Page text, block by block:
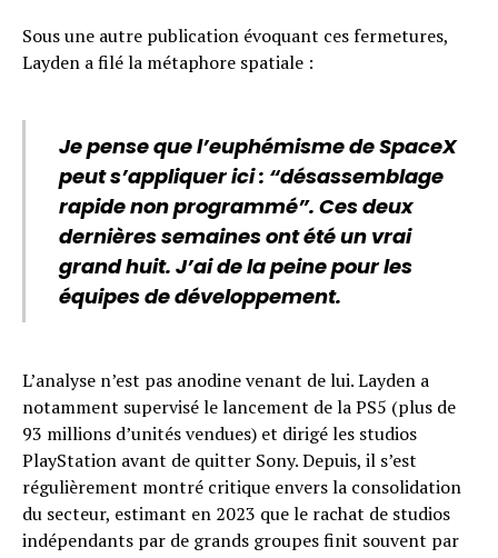
Sous une autre publication évoquant ces fermetures,
Layden a filé la métaphore spatiale :
Je pense que l’euphémisme de SpaceX
peut s’appliquer ici : “désassemblage
rapide non programmé”. Ces deux
dernières semaines ont été un vrai
grand huit. J’ai de la peine pour les
équipes de développement.
L’analyse n’est pas anodine venant de lui. Layden a
notamment supervisé le lancement de la PS5 (plus de
93 millions d’unités vendues) et dirigé les studios
PlayStation avant de quitter Sony. Depuis, il s’est
régulièrement montré critique envers la consolidation
du secteur, estimant en 2023 que le rachat de studios
indépendants par de grands groupes finit souvent par